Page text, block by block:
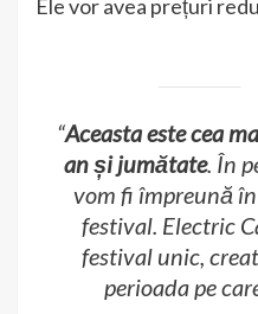
Ele vor avea prețuri
“Aceasta este cea
an și jumătate. În
vom fi împreună
festival. Electric
festival unic,
perioada pe